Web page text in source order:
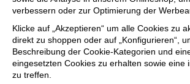
verbessern oder zur Optimierung der
Klicke auf „Akzeptieren“ um alle Cookies zu
direkt zu shoppen oder auf „Konfigurieren“,
Beschreibung der Cookie-Kategorien und
eingesetzten Cookies zu erhalten sowie eine
zu treffen.